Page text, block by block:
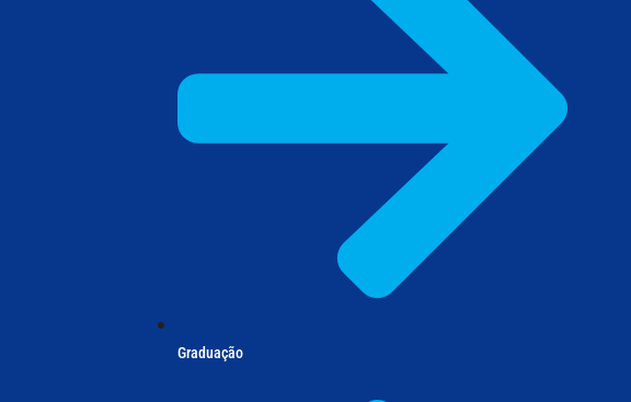
Graduação